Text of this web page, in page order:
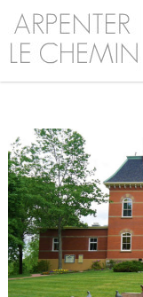
Skip
content
20 juillet 2018